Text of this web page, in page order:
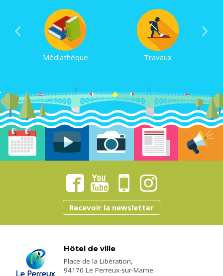
Médiathèque Travaux
Recevoir la newsletter
Hôtel de ville
Place de la Libération,
94170 Le Perreux-sur-Marne